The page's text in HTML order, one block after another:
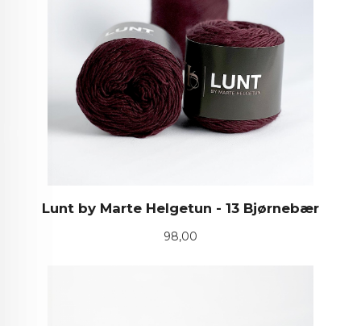
Lunt by Marte Helgetun - 13 Bjørnebær
Pris
98,00